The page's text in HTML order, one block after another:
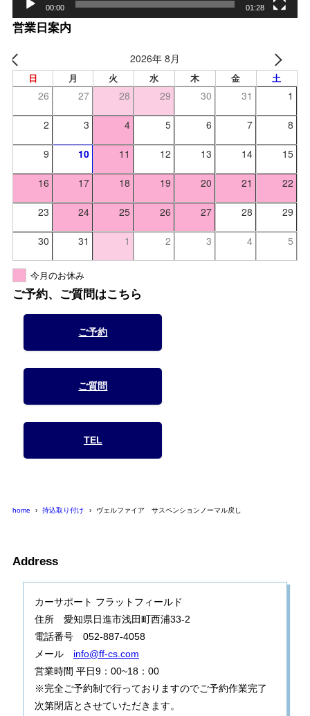
00:00 01:28
営業日案内
2026年 8月
日 月 火 水 木 金 土
26 27 28 29 30 31 1
2 3 4 5 6 7 8
9 10 11 12 13 14 15
16 17 18 19 20 21 22
23 24 25 26 27 28 29
30 31 1 2 3 4 5
今月のお休み
ご予約、ご質問はこちら
ご予約
ご質問
TEL
home 持込取り付け ヴェルファイア サスペンションノーマル戻し
Address
カーサポート フラットフィールド
住所 愛知県日進市浅田町西浦33-2
電話番号 052-887-4058
メール info@ff-cs.com
営業時間 平日9：00~18：00
※完全ご予約制で行っておりますのでご予約作業完了
次第閉店とさせていただきます。